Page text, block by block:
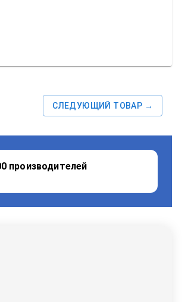
СЛЕДУЮЩИЙ ТОВАР →
производителей